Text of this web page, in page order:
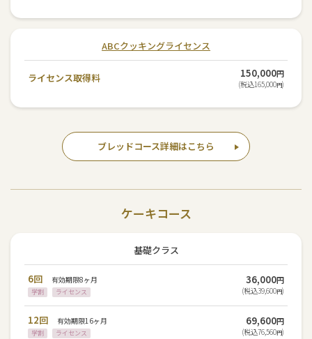
ABCクッキングライセンス
ライセンス取得料 150,000円
(税込165,000円)
ブレッドコース詳細はこちら
ケーキコース
基礎クラス
6回 有効期限8ヶ月
学割 ライセンス
36,000円
(税込39,600円)
12回 有効期限16ヶ月
学割 ライセンス
69,600円
(税込76,560円)